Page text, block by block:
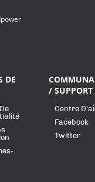
DE
/ SUPPORT
Centre
Facebook
Twitter